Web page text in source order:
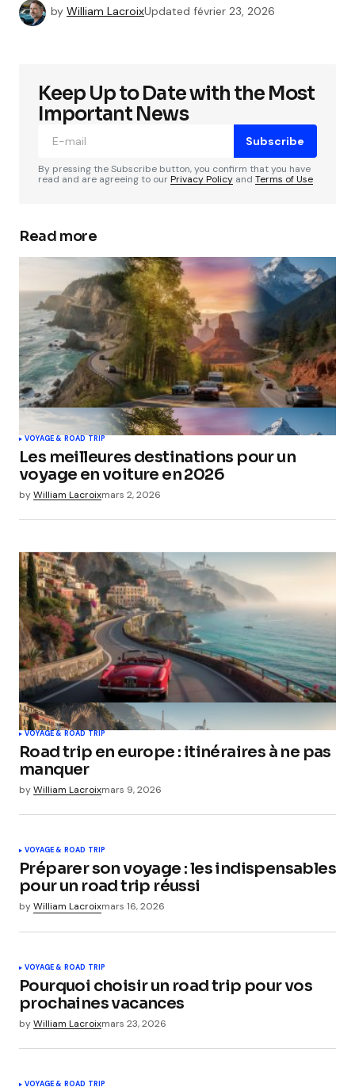
by William LacroixUpdated février 23, 2026
Keep Up to Date with the Most
Important News
Subscribe
By pressing the Subscribe button, you confirm that you have
read and are agreeing to ourPrivacy Policy and Terms of Use
Read more
VOYAGE & ROAD TRIP
Les meilleures destinations pour un
voyage en voiture en 2026
byWilliam Lacroixmars 2, 2026
VOYAGE & ROAD TRIP
Road trip en europe : itinéraires à ne pas
manquer
byWilliam Lacroixmars 9, 2026
VOYAGE & ROAD TRIP
Préparer son voyage : les indispensables
pour un road trip réussi
byWilliam Lacroixmars 16, 2026
VOYAGE & ROAD TRIP
Pourquoi choisir un road trip pour vos
prochaines vacances
byWilliam Lacroixmars 23, 2026
VOYAGE & ROAD TRIP